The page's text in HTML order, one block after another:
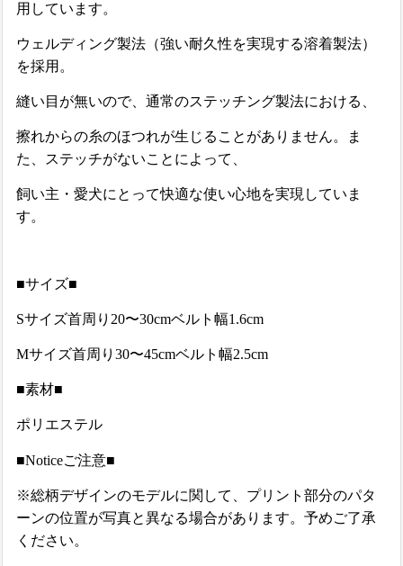
用しています。
ウェルディング製法（強い耐久性を実現する溶着製法）
を採用。
縫い目が無いので、通常のステッチング製法における、
擦れからの糸のほつれが生じることがありません。ま
た、ステッチがないことによって、
飼い主・愛犬にとって快適な使い心地を実現していま
す。
■サイズ■
Sサイズ首周り20〜30cmベルト幅1.6cm
Mサイズ首周り30〜45cmベルト幅2.5cm
■素材■
ポリエステル
■Noticeご注意■
※総柄デザインのモデルに関して、プリント部分のパタ
ーンの位置が写真と異なる場合があります。予めご了承
ください。